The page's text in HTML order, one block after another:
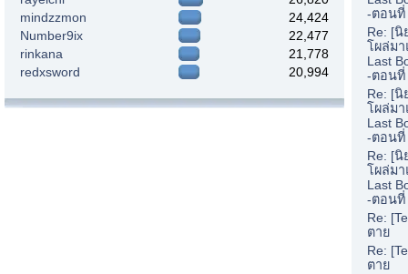
mindzzmon
24,424
Number9ix
22,477
rinkana
21,778
redxsword
20,994
-ตอนที่
Re: [
โผล่มา
Last
-ตอนที่
Re: [
โผล่มา
Last
-ตอนที่
Re: [
โผล่มา
Last
-ตอนที่
Re:
ตาย
Re:
ตาย